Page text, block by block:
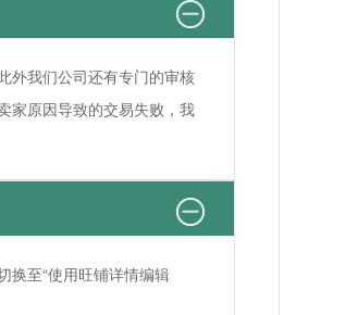
外我们公司还有专门的审核
家原因导致的交易失败，我
换至“使用旺铺详情编辑